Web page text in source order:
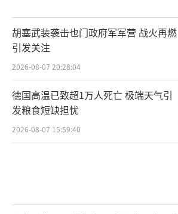
胡塞武装袭击也门政府军军营 战火再燃
引发关注
2026-08-07 20:28:04
德国高温已致超1万人死亡 极端天气引
发粮食短缺担忧
2026-08-07 15:59:40